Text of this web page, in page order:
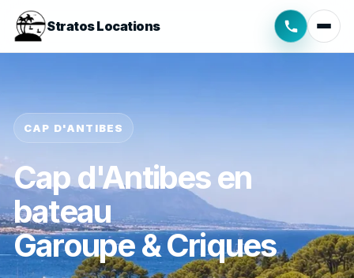
Stratos Locations
CAP D'ANTIBES
Cap d'Antibes en
bateau
Garoupe & Criques